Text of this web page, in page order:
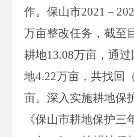
作。保山市2021－
万亩整改任务，截至
耕地13.08万亩，通
地4.22万亩，共找回
亩。深入实施耕地保
《保山市耕地保护